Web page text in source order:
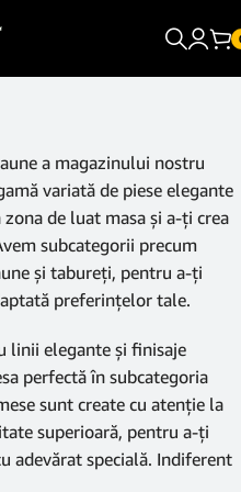
a magazinului nostru
variată de piese elegante
de luat masa și a-ți crea
subcategorii precum
și tabureți, pentru a-ți
preferințelor tale.
linii elegante și finisaje
perfectă în subcategoria
sunt create cu atenție la
superioară, pentru a-ți
adevărat specială. Indiferent